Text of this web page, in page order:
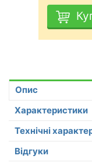
Опис
Характеристики
Технічні
Відгуки